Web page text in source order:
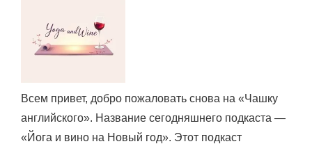
Всем привет, добро пожаловать снова на «Чашку
английского». Название сегодняшнего подкаста —
«Йога и вино на Новый год». Этот подкаст